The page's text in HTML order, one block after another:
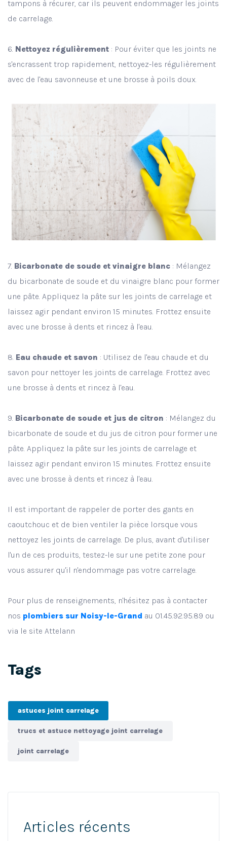
tampons à récurer, car ils peuvent endommager les joints
de carrelage.
6. Nettoyez régulièrement : Pour éviter que les joints ne
s'encrassent trop rapidement, nettoyez-les régulièrement
avec de l'eau savonneuse et une brosse à poils doux.
7. Bicarbonate de soude et vinaigre blanc : Mélangez
du bicarbonate de soude et du vinaigre blanc pour former
une pâte. Appliquez la pâte sur les joints de carrelage et
laissez agir pendant environ 15 minutes. Frottez ensuite
avec une brosse à dents et rincez à l'eau.
8. Eau chaude et savon : Utilisez de l'eau chaude et du
savon pour nettoyer les joints de carrelage. Frottez avec
une brosse à dents et rincez à l'eau.
9. Bicarbonate de soude et jus de citron : Mélangez du
bicarbonate de soude et du jus de citron pour former une
pâte. Appliquez la pâte sur les joints de carrelage et
laissez agir pendant environ 15 minutes. Frottez ensuite
avec une brosse à dents et rincez à l'eau.
Il est important de rappeler de porter des gants en
caoutchouc et de bien ventiler la pièce lorsque vous
nettoyez les joints de carrelage. De plus, avant d'utiliser
l'un de ces produits, testez-le sur une petite zone pour
vous assurer qu'il n'endommage pas votre carrelage.
Pour plus de renseignements, n'hésitez pas à contacter
nos plombiers sur Noisy-le-Grand au 01.45.92.95.89 ou
via le site Attelann
Tags
astuces joint carrelage
trucs et astuce nettoyage joint carrelage
joint carrelage
Articles récents